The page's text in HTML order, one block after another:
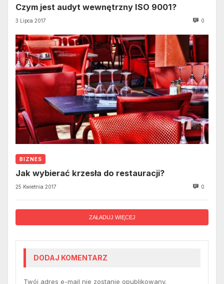
Czym jest audyt wewnętrzny ISO 9001?
3 Lipca 2017 0
BIZNES
Jak wybierać krzesła do restauracji?
25 Kwietnia 2017 0
ZAŁADUJ WIĘCEJ
DODAJ KOMENTARZ
Twój adres e-mail nie zostanie opublikowany.